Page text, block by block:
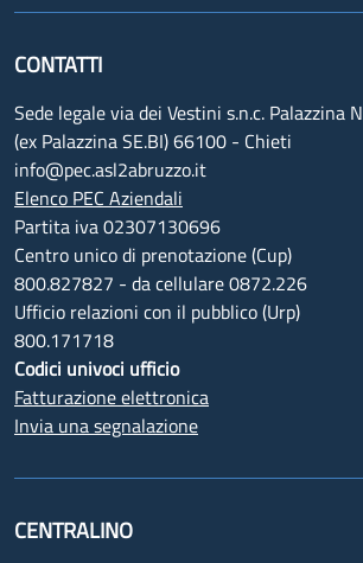
CONTATTI
Sede legale via dei Vestini s.n.c. Palazzina N
(ex Palazzina SE.BI) 66100 - Chieti
info@pec.asl2abruzzo.it
Elenco PEC Aziendali
Partita iva 02307130696
Centro unico di prenotazione (Cup)
800.827827 - da cellulare 0872.226
Ufficio relazioni con il pubblico (Urp)
800.171718
Codici univoci ufficio
Fatturazione elettronica
Invia una segnalazione
CENTRALINO